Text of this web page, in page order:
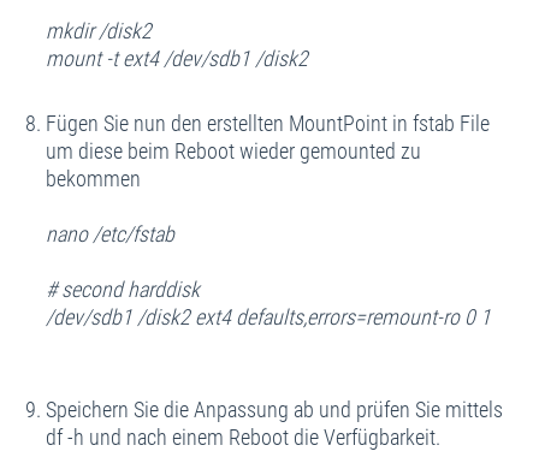
mkdir /disk2
mount -t ext4 /dev/sdb1 /disk2
Fügen Sie nun den erstellten MountPoint in fstab File
um diese beim Reboot wieder gemounted zu
bekommen
nano /etc/fstab
# second harddisk
/dev/sdb1 /disk2 ext4 defaults,errors=remount-ro 0 1
Speichern Sie die Anpassung ab und prüfen Sie mittels
df -h und nach einem Reboot die Verfügbarkeit.